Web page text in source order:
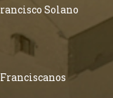
Solano